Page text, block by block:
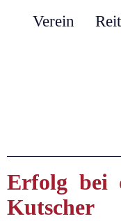
Verein
Erfolg bei
Kutscher